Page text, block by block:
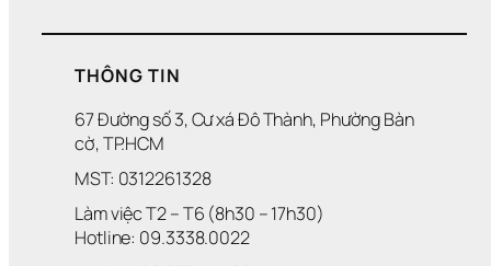
THÔNG TIN
67 Đường số 3, Cư xá Đô Thành, Phường Bàn
cờ, TP.HCM
MST: 0312261328
Làm việc T2 – T6 (8h30 – 17h30)
Hotline: 09.3338.0022